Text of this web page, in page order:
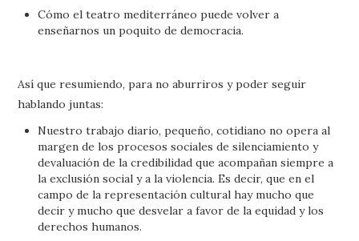
Cómo el teatro mediterráneo puede volver a
enseñarnos un poquito de democracia.
Así que resumiendo, para no aburriros y poder seguir
hablando juntas:
Nuestro trabajo diario, pequeño, cotidiano no opera al
margen de los procesos sociales de silenciamiento y
devaluación de la credibilidad que acompañan siempre a
la exclusión social y a la violencia. Es decir, que en el
campo de la representación cultural hay mucho que
decir y mucho que desvelar a favor de la equidad y los
derechos humanos.